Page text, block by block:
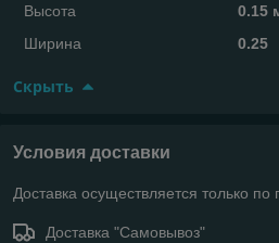
Высота
0.15
Ширина
0.25
Скрыть
Условия доставки
Доставка осуществляется только по
Доставка "Самовывоз"